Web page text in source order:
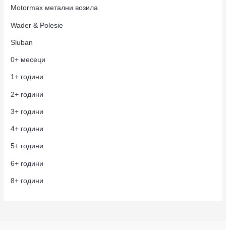
Motormax метални возила
Wader & Polesie
Sluban
0+ месеци
1+ години
2+ години
3+ години
4+ години
5+ години
6+ години
8+ години